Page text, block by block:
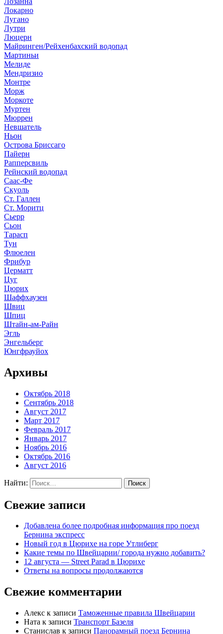
Локарно
Лугано
Лутри
Люцерн
Майринген/Рейхенбахский водопад
Мартиньи
Мелиде
Мендризио
Монтре
Морж
Моркоте
Муртен
Мюррен
Невшатель
Ньон
Острова Бриссаго
Пайерн
Рапперсвиль
Рейнский водопад
Саас-Фе
Скуоль
Ст. Галлен
Ст. Моритц
Сьерр
Сьон
Тарасп
Тун
Флюелен
Фрибур
Церматт
Цуг
Цюрих
Шаффхаузен
Швиц
Шпиц
Штайн-ам-Райн
Эгль
Энгельберг
Юнгфрауйох
Архивы
Октябрь 2018
Сентябрь 2018
Август 2017
Март 2017
Февраль 2017
Январь 2017
Ноябрь 2016
Октябрь 2016
Август 2016
Найти:
Свежие записи
Добавлена более подробная информация про поезд
Бернина экспресс
Новый год в Цюрихе на горе Утлиберг
Какие темы по Швейцарии/ города нужно добавить?
12 августа — Street Parad в Цюрихе
Ответы на вопросы продолжаются
Свежие комментарии
Алекс к записи Таможенные правила Швейцарии
Ната к записи Транспорт Базеля
Станислав к записи Панорамный поезд Бернина